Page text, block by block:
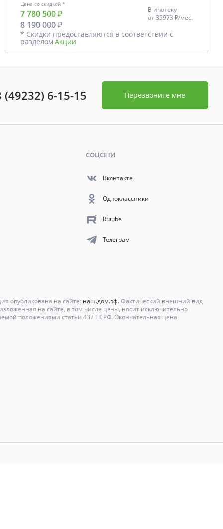
Цена со скидкой *
7 780 500 ₽
8 190 000 ₽
В ипотеку
от35973 ₽/мес.
* Скидки предоставляются в соответствии с
разделом Акции
(49232) 6-15-15 Перезвоните мне
СОЦСЕТИ
Вконтакте
Одноклассники
Rutube
Телеграм
опубликована на сайте: наш.дом.рф.Фактический внешний вид
на сайте, в том числе цены, носит исключительно
положениями статьи 437 ГК РФ. Окончательная цена